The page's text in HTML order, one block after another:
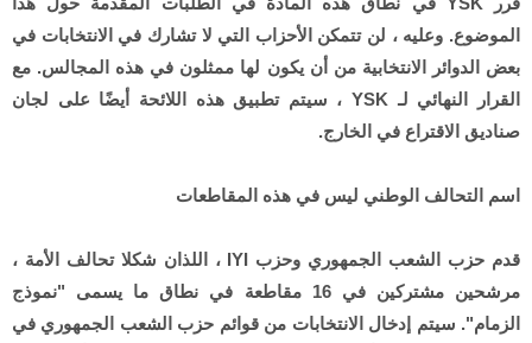
الموضوع. وعليه ، لن تتمكن الأحزاب التي لا تشارك في الانتخابات في
بعض الدوائر الانتخابية من أن يكون لها ممثلون في هذه المجالس. مع
القرار النهائي لـ YSK ، سيتم تطبيق هذه اللائحة أيضًا على لجان
صناديق الاقتراع في الخارج.
اسم التحالف الوطني ليس في هذه المقاطعات
قدم حزب الشعب الجمهوري وحزب IYI ، اللذان شكلا تحالف الأمة ،
مرشحين مشتركين في 16 مقاطعة في نطاق ما يسمى "نموذج
الزمام". سيتم إدخال الانتخابات من قوائم حزب الشعب الجمهوري في